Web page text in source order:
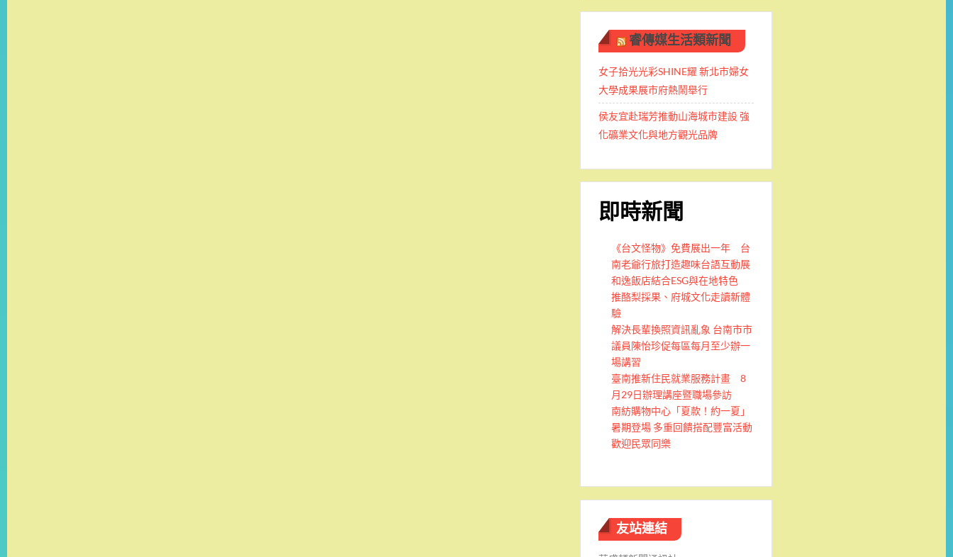
睿傳媒生活類新聞
女子拾光光彩SHINE耀 新北市婦女
大學成果展市府熱鬧舉行
侯友宜赴瑞芳推動山海城市建設 強
化礦業文化與地方觀光品牌
即時新聞
《台文怪物》免費展出一年 台
南老爺行旅打造趣味台語互動展
和逸飯店結合ESG與在地特色
推酪梨採果、府城文化走讀新體
驗
解決長輩換照資訊亂象 台南市市
議員陳怡珍促每區每月至少辦一
場講習
臺南推新住民就業服務計畫 8
月29日辦理講座暨職場參訪
南紡購物中心「夏款！約一夏」
暑期登場 多重回饋搭配豐富活動
歡迎民眾同樂
友站連結